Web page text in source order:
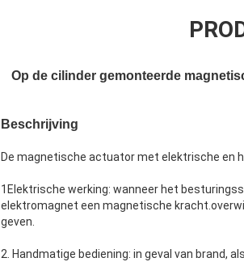
Op de cilinder gemonteerde
Beschrijving
De magnetische actuator met elektrische en
1Elektrische werking: wanneer het
elektromagnet een magnetische
geven.
2. Handmatige bediening: in geval van brand,